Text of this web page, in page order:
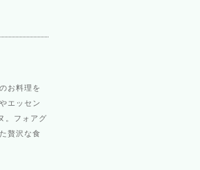
お料理を
エッセン
。フォアグ
贅沢な食